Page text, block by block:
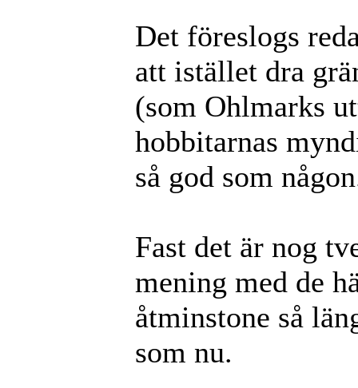
Det föreslogs
att istället dra
(som Ohlmarks
hobbitarnas
så god som
Fast det är nog
mening med de
åtminstone så
som nu.